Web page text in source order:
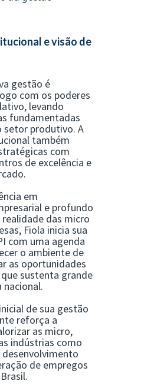
e visão de
gestão é
com os poderes
levando
fundamentadas
setor produtivo. A
também
com
de excelência e
em
e profundo
das micro
Fiola inicia sua
com uma agenda
o ambiente de
as oportunidades
sustenta grande
de sua gestão
reforça a
as micro,
indústrias como
de empregos